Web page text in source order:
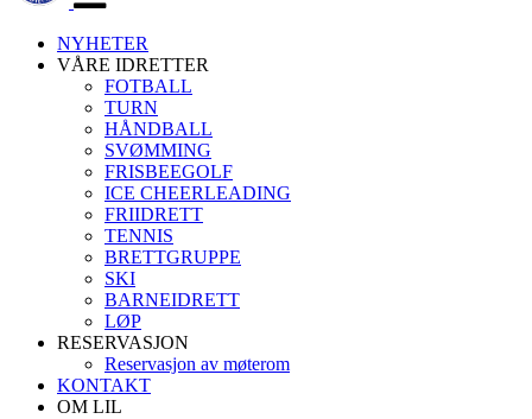
NYHETER
VÅRE IDRETTER
FOTBALL
TURN
HÅNDBALL
SVØMMING
FRISBEEGOLF
ICE CHEERLEADING
FRIIDRETT
TENNIS
BRETTGRUPPE
SKI
BARNEIDRETT
LØP
RESERVASJON
Reservasjon av møterom
KONTAKT
OM LIL